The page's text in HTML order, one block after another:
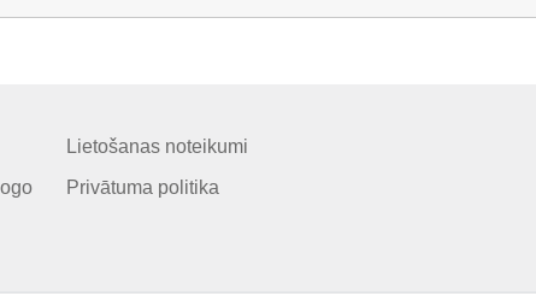
Lietošanas noteikumi
Privātuma politika